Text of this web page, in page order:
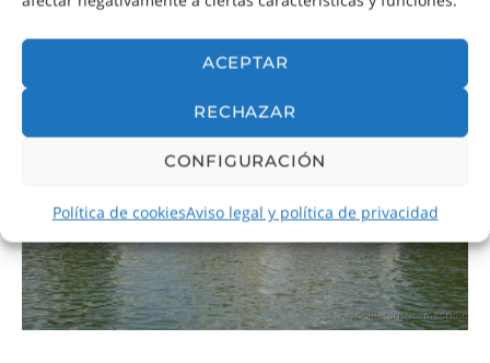
ACEPTAR
RECHAZAR
CONFIGURACIÓN
Política de cookiesAviso legal y política de privacidad